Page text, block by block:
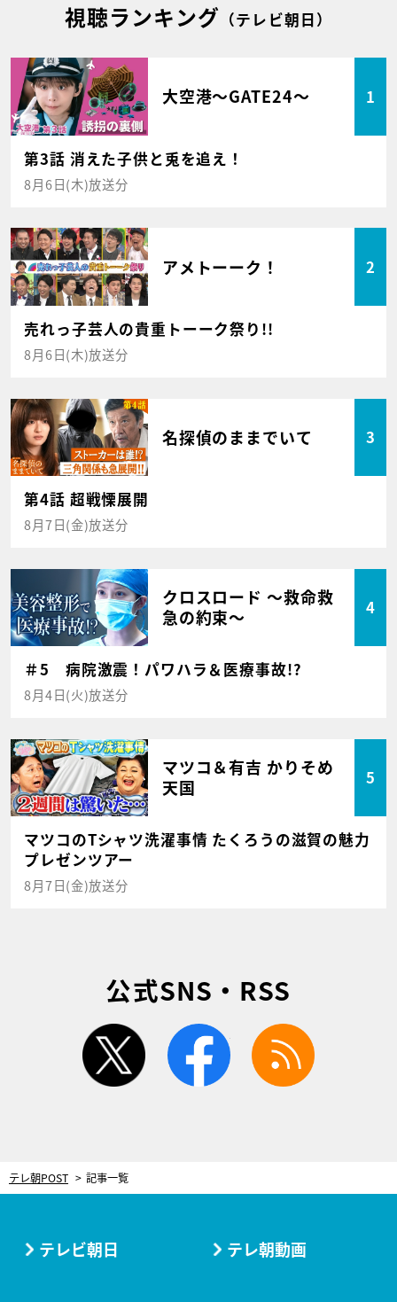
視聴ランキング （テレビ朝日）
大空港～GATE24～ 1
第3話 消えた子供と兎を追え！
8月6日(木)放送分
アメトーーク！ 2
売れっ子芸人の貴重トーーク祭り!!
8月6日(木)放送分
名探偵のままでいて 3
第4話 超戦慄展開
8月7日(金)放送分
クロスロード ～救命救
急の約束～
4
＃5 病院激震！パワハラ＆医療事故!?
8月4日(火)放送分
マツコ＆有吉 かりそめ
天国
5
マツコのTシャツ洗濯事情 たくろうの滋賀の魅力
プレゼンツアー
8月7日(金)放送分
公式SNS・RSS
twitter facebook
テレ朝POST 記事一覧
テレビ朝日 テレ朝動画